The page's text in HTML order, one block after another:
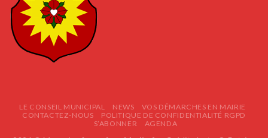
LE CONSEIL MUNICIPAL NEWS
VOS DÉMARCHES EN MAIRIE
CONTACTEZ-NOUS
POLITIQUE DE CONFIDENTIALITÉ RGPD
S’ABONNER
AGENDA